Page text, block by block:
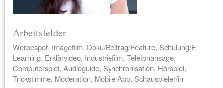
Arbeitsfelder
Werbespot, Imagefilm, Doku/Beitrag/Feature, Schulung/E-
Learning, Erklärvideo, Industriefilm, Telefonansage,
Computerspiel, Audioguide, Synchronisation, Hörspiel,
Trickstimme, Moderation, Mobile App, Schauspieler/in